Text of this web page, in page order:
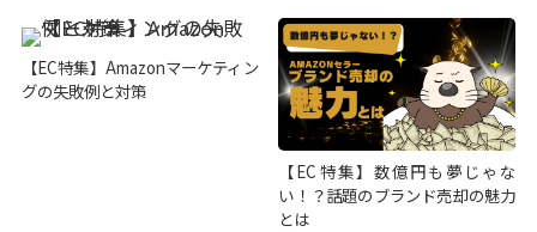
【EC特集】Amazonマーケティン
グの失敗例と対策
【EC特集】数億円も夢じゃな
い！？話題のブランド売却の魅力
とは